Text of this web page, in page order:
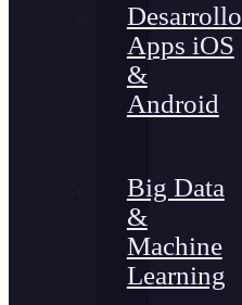
Desarrollo
Apps iOS
&
Android
Big Data
&
Machine
Learning